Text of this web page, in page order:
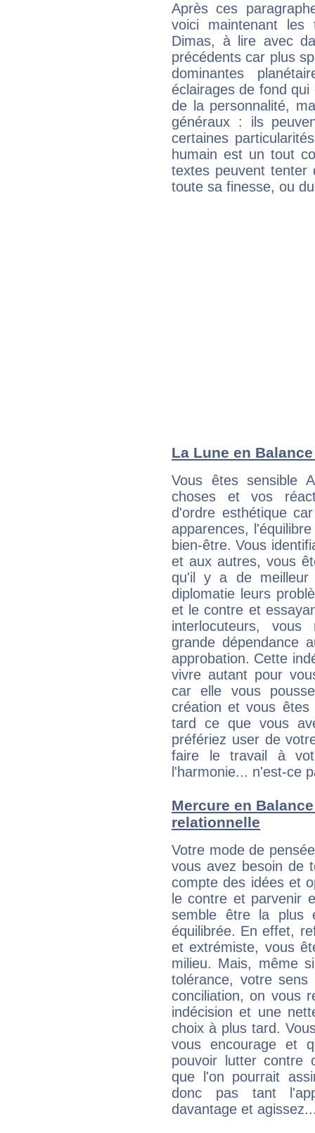
Après ces
voici maintenant les
Dimas, à lire avec
précédents car plus
dominantes
éclairages de fond
de la personnalité,
généraux : ils
certaines
humain est un tout
textes peuvent tenter
toute sa finesse, ou
La Lune en
Vous êtes sensible
choses et vos
d'ordre esthétique
apparences,
bien-être. Vous
et aux autres, vous
qu'il y a de
diplomatie leurs
et le contre et
interlocuteurs,
grande dépendance
approbation. Cette
vivre autant pour
car elle vous
création et vous
tard ce que vous
préfériez user de
faire le travail à
l'harmonie... n'est-ce
Mercure en
relationnelle
Votre mode de
vous avez besoin de
compte des idées et
le contre et parvenir
semble être la plus
équilibrée. En effet,
et extrémiste, vous
milieu. Mais, même
tolérance, votre
conciliation, on vous
indécision et une
choix à plus tard.
vous encourage et
pouvoir lutter contre
que l'on pourrait
donc pas tant
davantage et